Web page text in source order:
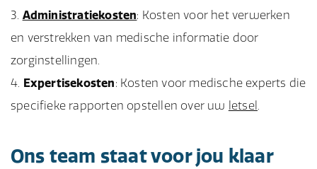
Administratiekosten: Kosten voor het verwerken
en verstrekken van medische informatie door
zorginstellingen.
Expertisekosten: Kosten voor medische experts die
specifieke rapporten opstellen over uw letsel .
Ons team staat voor jou klaar